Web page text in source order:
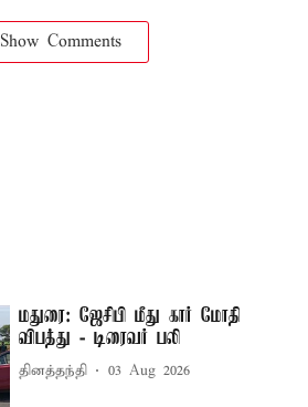
Show Comments
மதுரை: ஜேசிபி மீது கார் மோதி
விபத்து - டிரைவர் பலி
தினத்தந்தி 03 Aug 2026